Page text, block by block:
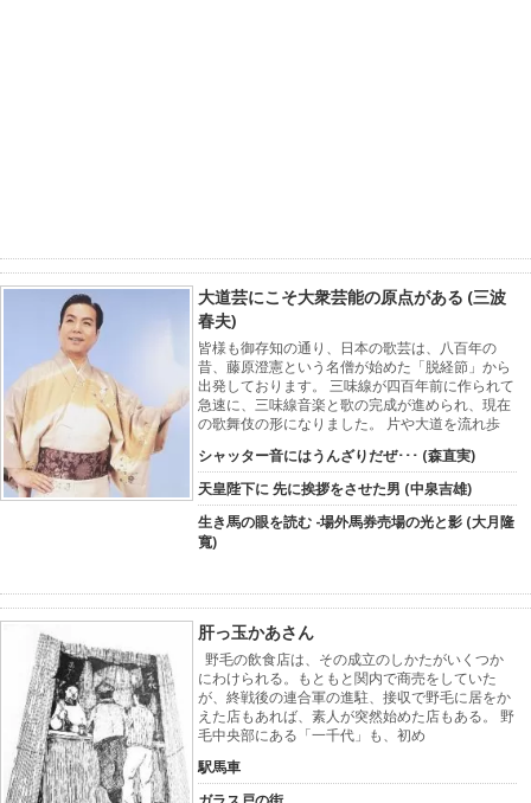
大道芸にこそ大衆芸能の原点がある (三波
春夫)
皆様も御存知の通り、日本の歌芸は、八百年の
昔、藤原澄憲という名僧が始めた「脱経節」から
出発しております。 三味線が四百年前に作られて
急速に、三味線音楽と歌の完成が進められ、現在
の歌舞伎の形になりました。 片や大道を流れ歩
シャッター音にはうんざりだぜ･･･ (森直実)
天皇陛下に 先に挨拶をさせた男 (中泉吉雄)
生き馬の眼を読む -場外馬券売場の光と影 (大月隆
寬)
肝っ玉かあさん
野毛の飲食店は、その成立のしかたがいくつか
にわけられる。もともと関内で商売をしていた
が、終戦後の連合軍の進駐、接収で野毛に居をか
えた店もあれば、素人が突然始めた店もある。 野
毛中央部にある「一千代」も、初め
駅馬車